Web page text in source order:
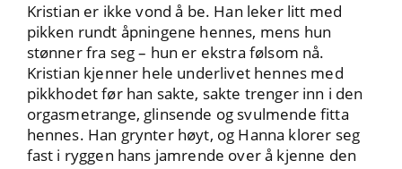
Kristian er ikke vond å be. Han leker litt med
pikken rundt åpningene hennes, mens hun
stønner fra seg – hun er ekstra følsom nå.
Kristian kjenner hele underlivet hennes med
pikkhodet før han sakte, sakte trenger inn i den
orgasmetrange, glinsende og svulmende fitta
hennes. Han grynter høyt, og Hanna klorer seg
fast i ryggen hans jamrende over å kjenne den